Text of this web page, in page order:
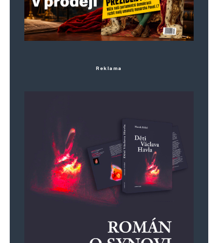
Napsat komentář
Vaše e-mailová adresa nebude zveřejněna.Vyžadované informace jsou
označeny*
Webová stránka
Reklama